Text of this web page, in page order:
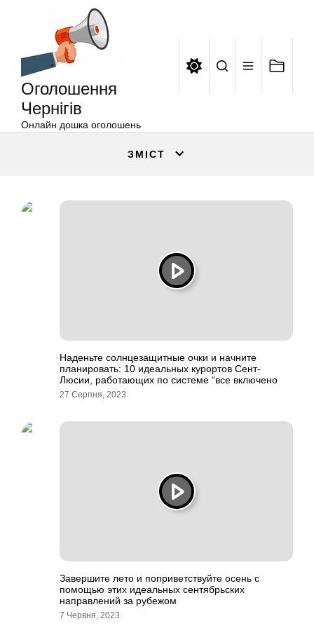
Оголошення
Чернігів
Онлайн дошка оголошень
ЗМІСТ
Наденьте солнцезащитные очки и начните
планировать: 10 идеальных курортов Сент-
Люсии, работающих по системе “все включено
27 Серпня, 2023
Завершите лето и поприветствуйте осень с
помощью этих идеальных сентябрьских
направлений за рубежом
7 Червня, 2023